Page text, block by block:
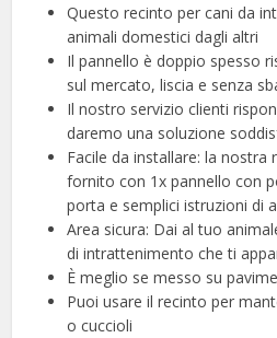
Questo recinto per cani da
animali domestici dagli altri
Il pannello è doppio spesso
sul mercato, liscia e senza
Il nostro servizio clienti
daremo una soluzione
Facile da installare: la nostra
fornito con 1x pannello con
porta e semplici istruzioni di
Area sicura: Dai al tuo
di intrattenimento che ti
È meglio se messo su
Puoi usare il recinto per
o cuccioli